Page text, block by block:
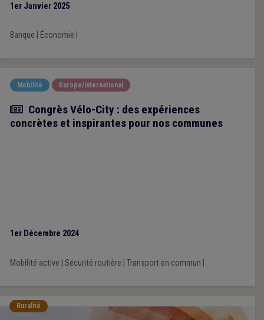
1er Janvier 2025
Banque Économie
Mobilité Europe/international
Article
Congrès Vélo-City : des expériences
concrètes et inspirantes pour nos communes
1er Décembre 2024
Mobilité active Sécurité routière Transport en commun
Ruralité